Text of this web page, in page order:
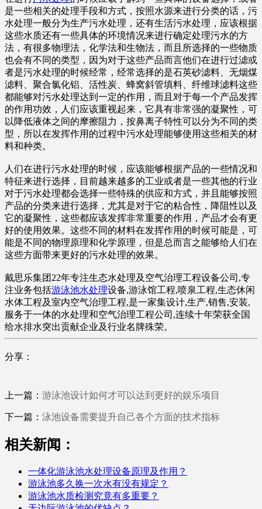
是一些相关的处理手段和方式，按照水源来进行分类的话，污
水处理一般分为生产污水处理，还有生活污水处理，应该根据
这些水质还有一些具体的环境情况来进行确定处理污水的方
法，有很多物理法，化学法和生物法，而且所选择的一些物质
也会有不同的类型，因为对于这些产品而言他们在进行过滤或
者是污水处理的时候经常，经常选择的是石英砂滤料、无烟煤
滤料、聚合氯化铝、活性炭、蜂窝斜管填料、纤维球滤料这些
都能够对污水处理达到一定的作用，而且对于每一个产品发挥
的作用功效，人们应该重视起来，它具有非常强的凝聚性，可
以降低液体之间的摩擦阻力，按鼻离子特性可以分为不同的类
型，所以在发挥作用的过程中污水处理能够使用这些相关的材
料和种类。
人们在进行污水处理的时候，应该能够根据产品的一些情况和
特征来进行选择，目前越来越多的工业或者是一些其他的行业
对于污水处理都会选择一些特殊的供应和方式，并且能够按照
产品的分类来进行选择，尤其是对于它的粘合性，降阻性以及
它的凝聚性，这些都应该发挥非常重要的作用，产品才会有更
好的使用效果。这些不同的材料在发挥作用的时候可能是，可
能是不同的物理原理和化学原理，但是总而言之能够给人们在
这些方面带来更好的污水处理的效果。
戴思乐集团22年专注生态水处理及空气治理工程设备公司,专
注业务包括游泳池水处理设备,游泳馆工程,喷泉工程,生态休闲
水体工程及室内空气治理工程,是一家集设计,生产,销售,安装,
服务于一体的水处理和空气治理工程公司,连续十年荣获全国
给水排水突出贡献企业及行业名牌殊荣。
分享：
上一篇： 游泳池设计如何才可以达到更好的娱乐项目
下一篇： 泳池设备需要提升自己各个方面的技术指标
相关新闻：
一体化游泳池水处理设备原理及作用？
游泳池多久换一次水有没有规定？
游泳池水质检测究竟有多重要？